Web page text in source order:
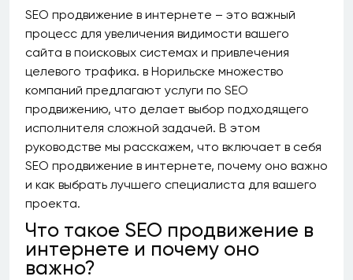
SEO продвижение в интернете – это важный
процесс для увеличения видимости вашего
сайта в поисковых системах и привлечения
целевого трафика. в Норильске множество
компаний предлагают услуги по SEO
продвижению, что делает выбор подходящего
исполнителя сложной задачей. В этом
руководстве мы расскажем, что включает в себя
SEO продвижение в интернете, почему оно важно
и как выбрать лучшего специалиста для вашего
проекта.
Что такое SEO продвижение в
интернете и почему оно
важно?